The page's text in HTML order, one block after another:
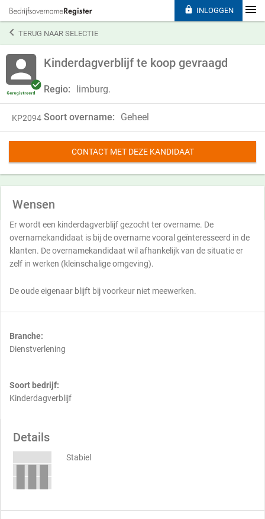
TERUG NAAR SELECTIE
Kinderdagverblijf te koop gevraagd
Regio: limburg.
KP2094 Soort overname: Geheel
CONTACT MET DEZE KANDIDAAT
Wensen
Er wordt een kinderdagverblijf gezocht ter overname. De
overnamekandidaat is bij de overname vooral geïnteresseerd in de
klanten. De overnamekandidaat wil afhankelijk van de situatie er
zelf in werken (kleinschalige omgeving).
De oude eigenaar blijft bij voorkeur niet meewerken.
Branche:
Dienstverlening
Soort bedrijf:
Kinderdagverblijf
Details
Stabiel
 INLOGGEN